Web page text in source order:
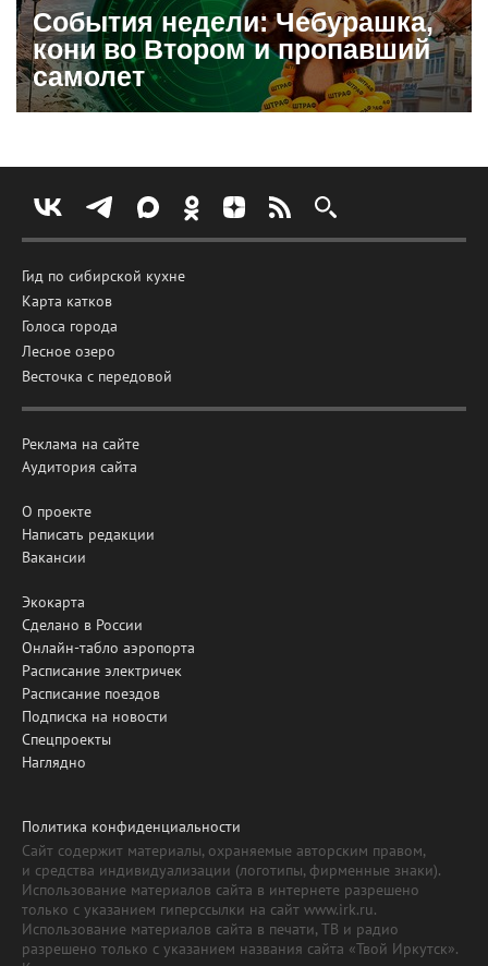
События недели: Чебурашка,
кони во Втором и пропавший
самолет
Гид по сибирской кухне
Карта катков
Голоса города
Лесное озеро
Весточка с передовой
Реклама на сайте
Аудитория сайта
О проекте
Написать редакции
Вакансии
Экокарта
Сделано в России
Онлайн-табло аэропорта
Расписание электричек
Расписание поездов
Подписка на новости
Спецпроекты
Наглядно
Политика конфиденциальности
Сайт содержит материалы, охраняемые авторским правом,
и средства индивидуализации (логотипы, фирменные знаки).
Использование материалов сайта в интернете разрешено
только с указанием гиперссылки на сайт www.irk.ru.
Использование материалов сайта в печати, ТВ и радио
разрешено только с указанием названия сайта «Твой Иркутск».